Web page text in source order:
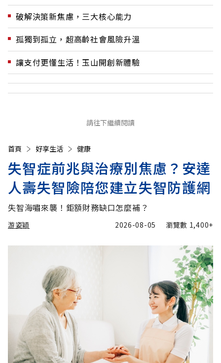
破解決策新焦慮，三大核心能力
孤獨到孤立，超高齡社會風險升溫
讓支付更懂生活！玉山開創新體驗
請往下繼續閱讀
首頁 好享生活 健康
失智症前兆與治療別焦慮？安達
人壽失智險陪您建立失智防護網
失智海嘯來襲！鉅額財務缺口怎麼補？
游姿穎 2026-08-05 瀏覽數 1,400+